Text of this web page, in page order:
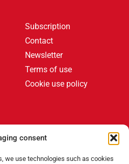
consent
we use technologies such as cookies
Subscription
Contact
Newsletter
Terms of use
Cookie use policy